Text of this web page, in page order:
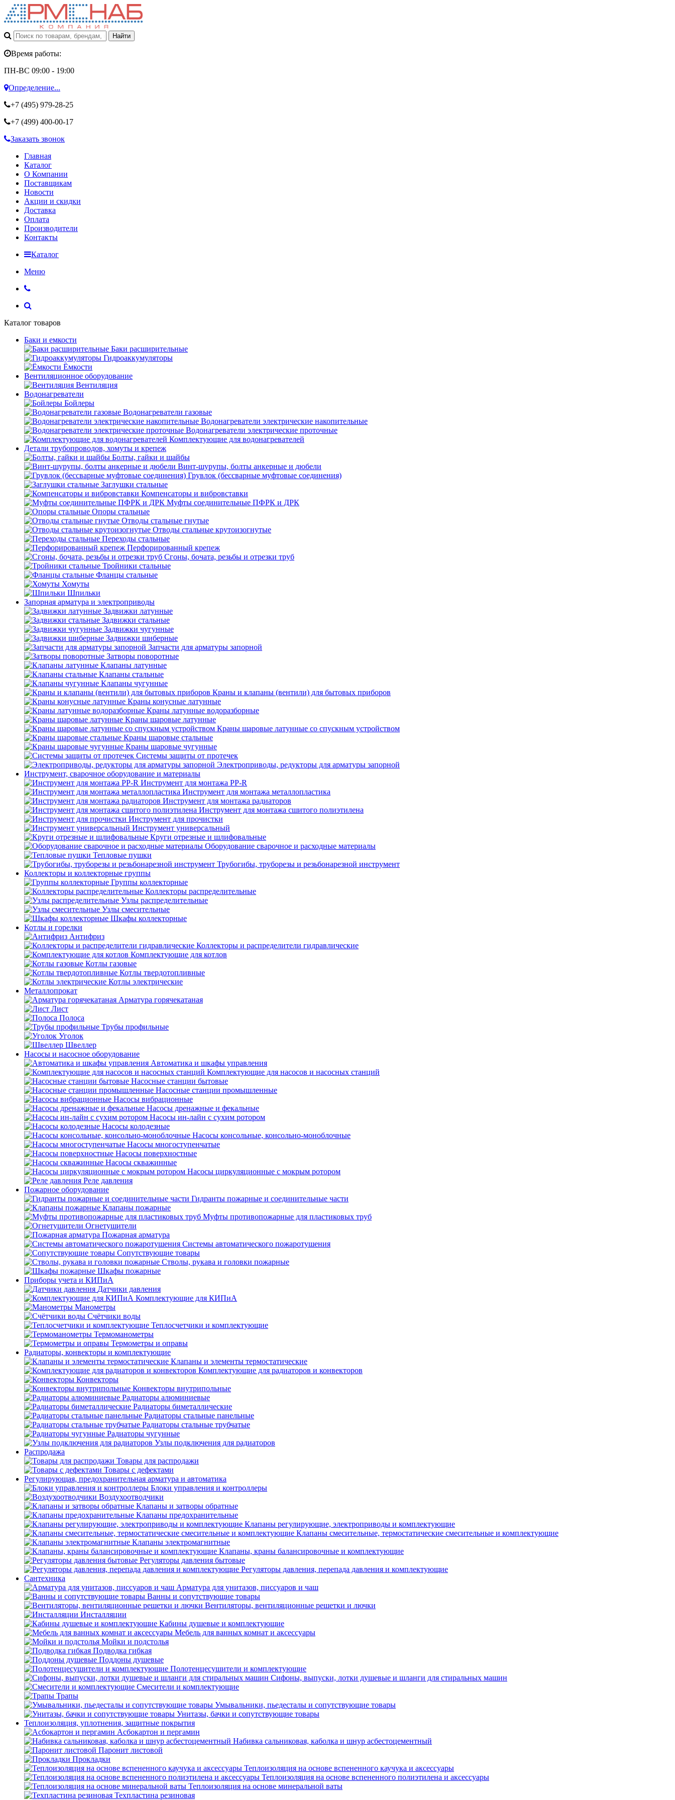
Время работы:
ПН-ВС 09:00 - 19:00
Определение...
+7 (495) 979-28-25
+7 (499) 400-00-17
Заказать звонок
Главная
Каталог
О Компании
Поставщикам
Новости
Акции и скидки
Доставка
Оплата
Производители
Контакты
Каталог
Меню
Каталог товаров
Баки и емкости
Баки расширительные
Гидроаккумуляторы
Ёмкости
Вентиляционное оборудование
Вентиляция
Водонагреватели
Бойлеры
Водонагреватели газовые
Водонагреватели электрические накопительные
Водонагреватели электрические проточные
Комплектующие для водонагревателей
Детали трубопроводов, хомуты и крепеж
Болты, гайки и шайбы
Винт-шурупы, болты анкерные и дюбели
Грувлок (бессварные муфтовые соединения)
Заглушки стальные
Компенсаторы и вибровставки
Муфты соединительные ПФРК и ДРК
Опоры стальные
Отводы стальные гнутые
Отводы стальные крутоизогнутые
Переходы стальные
Перфорированный крепеж
Сгоны, бочата, резьбы и отрезки труб
Тройники стальные
Фланцы стальные
Хомуты
Шпильки
Запорная арматура и электроприводы
Задвижки латунные
Задвижки стальные
Задвижки чугунные
Задвижки шиберные
Запчасти для арматуры запорной
Затворы поворотные
Клапаны латунные
Клапаны стальные
Клапаны чугунные
Краны и клапаны (вентили) для бытовых приборов
Краны конусные латунные
Краны латунные водоразборные
Краны шаровые латунные
Краны шаровые латунные со спускным устройством
Краны шаровые стальные
Краны шаровые чугунные
Системы защиты от протечек
Электроприводы, редукторы для арматуры запорной
Инструмент, сварочное оборудование и материалы
Инструмент для монтажа PP-R
Инструмент для монтажа металлопластика
Инструмент для монтажа радиаторов
Инструмент для монтажа сшитого полиэтилена
Инструмент для прочистки
Инструмент универсальный
Круги отрезные и шлифовальные
Оборудование сварочное и расходные материалы
Тепловые пушки
Трубогибы, труборезы и резьбонарезной инструмент
Коллекторы и коллекторные группы
Группы коллекторные
Коллекторы распределительные
Узлы распределительные
Узлы смесительные
Шкафы коллекторные
Котлы и горелки
Антифриз
Коллекторы и распределители гидравлические
Комплектующие для котлов
Котлы газовые
Котлы твердотопливные
Котлы электрические
Металлопрокат
Арматура горячекатаная
Лист
Полоса
Трубы профильные
Уголок
Швеллер
Насосы и насосное оборудование
Автоматика и шкафы управления
Комплектующие для насосов и насосных станций
Насосные станции бытовые
Насосные станции промышленные
Насосы вибрационные
Насосы дренажные и фекальные
Насосы ин-лайн с сухим ротором
Насосы колодезные
Насосы консольные, консольно-моноблочные
Насосы многоступенчатые
Насосы поверхностные
Насосы скважинные
Насосы циркуляционные с мокрым ротором
Реле давления
Пожарное оборудование
Гидранты пожарные и соединительные части
Клапаны пожарные
Муфты противопожарные для пластиковых труб
Огнетушители
Пожарная арматура
Системы автоматического пожаротушения
Сопутствующие товары
Стволы, рукава и головки пожарные
Шкафы пожарные
Приборы учета и КИПиА
Датчики давления
Комплектующие для КИПиА
Манометры
Счётчики воды
Теплосчетчики и комплектующие
Термоманометры
Термометры и оправы
Радиаторы, конвекторы и комплектующие
Клапаны и элементы термостатические
Комплектующие для радиаторов и конвекторов
Конвекторы
Конвекторы внутрипольные
Радиаторы алюминиевые
Радиаторы биметаллические
Радиаторы стальные панельные
Радиаторы стальные трубчатые
Радиаторы чугунные
Узлы подключения для радиаторов
Распродажа
Товары для распродажи
Товары с дефектами
Регулирующая, предохранительная арматура и автоматика
Блоки управления и контроллеры
Воздухоотводчики
Клапаны и затворы обратные
Клапаны предохранительные
Клапаны регулирующие, электроприводы и комплектующие
Клапаны смесительные, термостатические смесительные и комплектующие
Клапаны электромагнитные
Клапаны, краны балансировочные и комплектующие
Регуляторы давления бытовые
Регуляторы давления, перепада давления и комплектующие
Сантехника
Арматура для унитазов, писсуаров и чаш
Ванны и сопутствующие товары
Вентиляторы, вентиляционные решетки и лючки
Инсталляции
Кабины душевые и комплектующие
Мебель для ванных комнат и аксессуары
Мойки и подстолья
Подводка гибкая
Поддоны душевые
Полотенцесушители и комплектующие
Сифоны, выпуски, лотки душевые и шланги для стиральных машин
Смесители и комплектующие
Трапы
Умывальники, пьедесталы и сопутствующие товары
Унитазы, бачки и сопутствующие товары
Теплоизоляция, уплотнения, защитные покрытия
Асбокартон и пергамин
Набивка сальниковая, каболка и шнур асбестоцементный
Паронит листовой
Прокладки
Теплоизоляция на основе вспененного каучука и аксессуары
Теплоизоляция на основе вспененного полиэтилена и аксессуары
Теплоизоляция на основе минеральной ваты
Техпластина резиновая